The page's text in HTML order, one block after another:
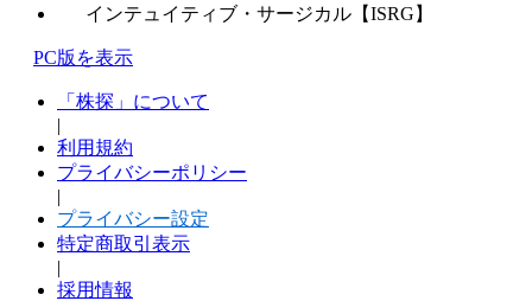
インテュイティブ・サージカル【ISRG】
PC版を表示
「株探」について
|
利用規約
プライバシーポリシー
|
プライバシー設定
特定商取引表示
|
採用情報